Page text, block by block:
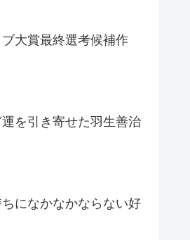
大賞最終選考候補作
を引き寄せた羽生善治
になかなかならない好